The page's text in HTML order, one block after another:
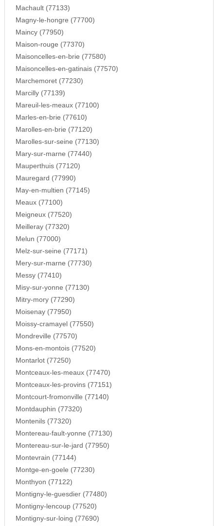
Machault (77133)
Magny-le-hongre (77700)
Maincy (77950)
Maison-rouge (77370)
Maisoncelles-en-brie (77580)
Maisoncelles-en-gatinais (77570)
Marchemoret (77230)
Marcilly (77139)
Mareuil-les-meaux (77100)
Marles-en-brie (77610)
Marolles-en-brie (77120)
Marolles-sur-seine (77130)
Mary-sur-marne (77440)
Mauperthuis (77120)
Mauregard (77990)
May-en-multien (77145)
Meaux (77100)
Meigneux (77520)
Meilleray (77320)
Melun (77000)
Melz-sur-seine (77171)
Mery-sur-marne (77730)
Messy (77410)
Misy-sur-yonne (77130)
Mitry-mory (77290)
Moisenay (77950)
Moissy-cramayel (77550)
Mondreville (77570)
Mons-en-montois (77520)
Montarlot (77250)
Montceaux-les-meaux (77470)
Montceaux-les-provins (77151)
Montcourt-fromonville (77140)
Montdauphin (77320)
Montenils (77320)
Montereau-fault-yonne (77130)
Montereau-sur-le-jard (77950)
Montevrain (77144)
Montge-en-goele (77230)
Monthyon (77122)
Montigny-le-guesdier (77480)
Montigny-lencoup (77520)
Montigny-sur-loing (77690)